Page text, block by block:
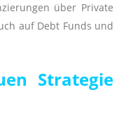
über Private
auf Debt Funds und
Strategie